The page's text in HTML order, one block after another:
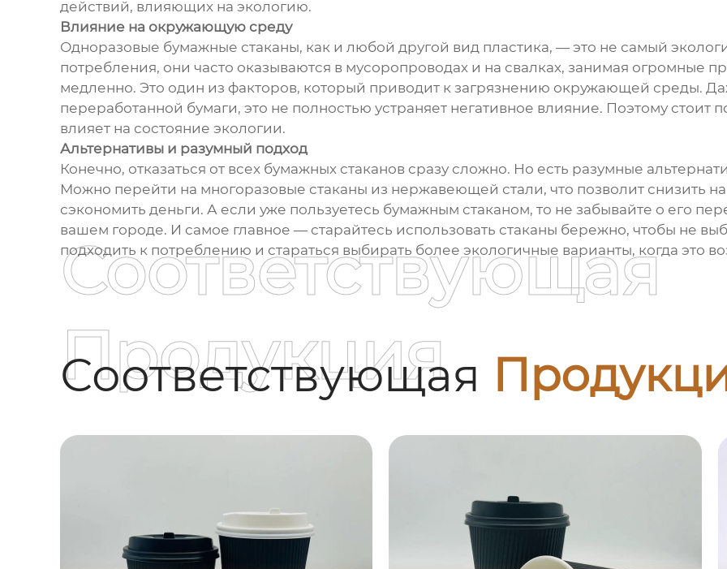
действий, влияющих на экологию.
Влияние на окружающую среду
Одноразовые бумажные стаканы, как и любой другой вид пластика, — это не самый
потребления, они часто оказываются в мусоропроводах и на свалках, занимая огромные
медленно. Это один из факторов, который приводит к загрязнению окружающей среды.
переработанной бумаги, это не полностью устраняет негативное влияние. Поэтому стоит
влияет на состояние экологии.
Альтернативы и разумный подход
Конечно, отказаться от всех бумажных стаканов сразу сложно. Но есть разумные
Можно перейти на многоразовые стаканы из нержавеющей стали, что позволит снизить
сэкономить деньги. А если уже пользуетесь бумажным стаканом, то не забывайте о его
вашем городе. И самое главное — старайтесь использовать стаканы бережно, чтобы не
подходить к потреблению и стараться выбирать более экологичные варианты, когда это
Соответствующая
Соответствующая
Продукция